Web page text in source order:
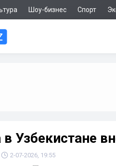
Шоу-бизнес Спорт
в Узбекистане
2-07-2026, 19:55